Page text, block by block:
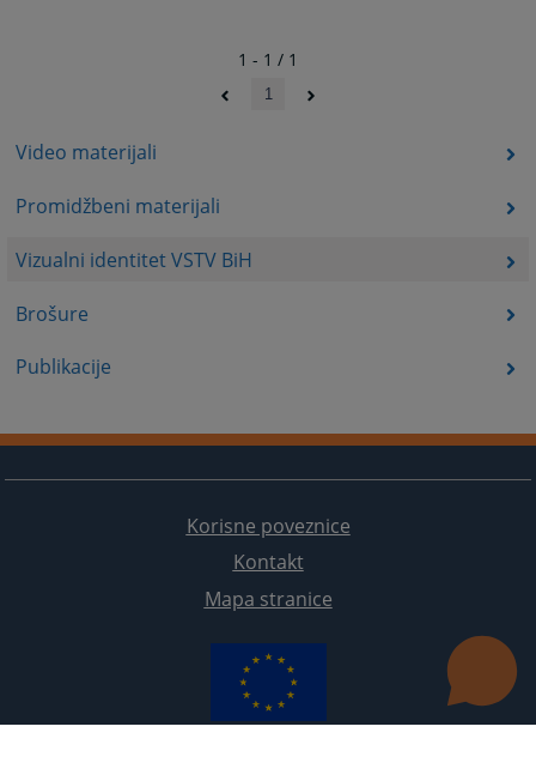
Video materijali
Promidžbeni materijali
Vizualni identitet VSTV BiH
Brošure
Publikacije
1 - 1 / 1
1
Korisne poveznice
Kontakt
Mapa stranice